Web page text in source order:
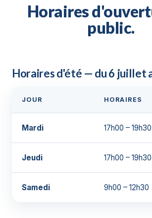
Horaires
public.
Horaires d'été — du 6 juillet
JOUR HORAIRES
Mardi 17h00 – 19h30
Jeudi 17h00 – 19h30
Samedi 9h00 – 12h30